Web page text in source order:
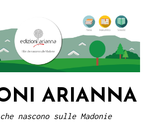
ARIANNA
nascono sulle Madonie